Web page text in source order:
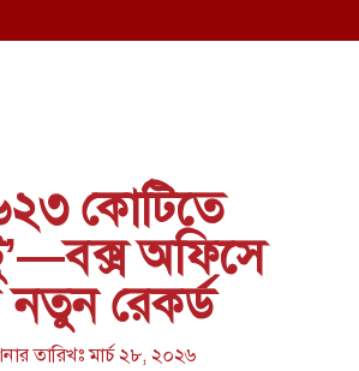
কোটিতে
অফিসে
নতুন রেকর্ড
তারিখঃমার্চ ২৮, ২০২৬